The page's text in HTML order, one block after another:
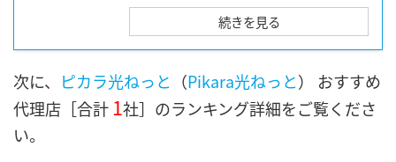
続きを見る
次に、 ピカラ光ねっと （Pikara光ねっと） おすすめ
代理店［合計 1社］のランキング詳細をご覧くださ
い。